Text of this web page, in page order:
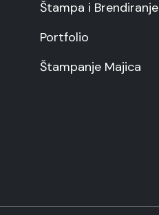
Štampa i Brendiranje
Portfolio
Štampanje Majica